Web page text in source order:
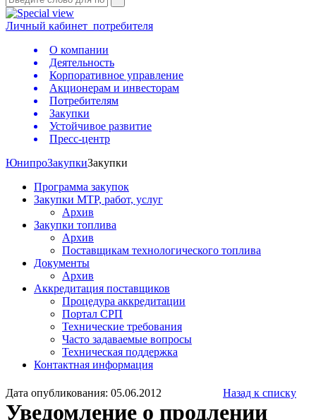
Личный кабинет потребителя
О компании
Деятельность
Корпоративное управление
Акционерам и инвесторам
Потребителям
Закупки
Устойчивое развитие
Пресс-центр
ЮнипроЗакупкиЗакупки
Программа закупок
Закупки МТР, работ, услуг
Архив
Закупки топлива
Архив
Поставщикам технологического топлива
Документы
Архив
Аккредитация поставщиков
Процедура аккредитации
Портал СРП
Технические требования
Часто задаваемые вопросы
Техническая поддержка
Контактная информация
Дата опубликования: 05.06.2012 Назад к списку
Уведомление о продлении